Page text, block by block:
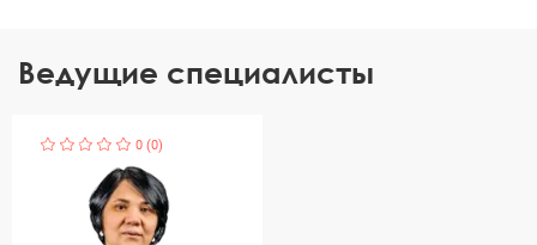
Ведущие специалисты
0 (0)